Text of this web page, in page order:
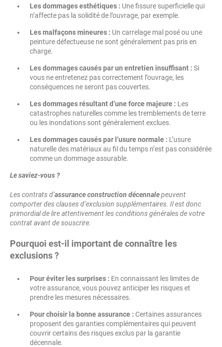
Les dommages esthétiques : Une fissure superficielle qui
n’affecte pas la solidité de l’ouvrage, par exemple.
Les malfaçons mineures : Un carrelage mal posé ou une
peinture défectueuse ne sont généralement pas pris en
charge.
Les dommages causés par un entretien insuffisant : Si
vous ne entretenez pas correctement l’ouvrage, les
conséquences ne seront pas couvertes.
Les dommages résultant d’une force majeure : Les
catastrophes naturelles comme les tremblements de terre
ou les inondations sont généralement exclues.
Les dommages causés par l’usure normale : L’usure
naturelle des matériaux au fil du temps n’est pas considérée
comme un dommage assurable.
Le saviez-vous ?
Les contrats d’assurance construction décennalepeuvent
comporter des clauses d’exclusion supplémentaires. Il est donc
primordial de lire attentivement les conditions générales de votre
contrat avant de souscrire.
Pourquoi est-il important de connaître les
exclusions ?
Pour éviter les surprises : En connaissant les limites de
votre assurance, vous pouvez anticiper les risques et
prendre les mesures nécessaires.
Pour choisir la bonne assurance : Certaines assurances
proposent des garanties complémentaires qui peuvent
couvrir certains des risques exclus par la garantie
décennale.